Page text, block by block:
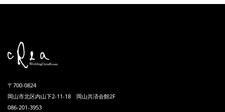
〒700-0824
岡山市北区内山下2-11-18 岡山共済会館2F
086-201-3953